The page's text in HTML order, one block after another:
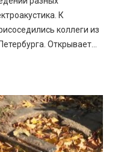
К
коллеги из
Открывает...